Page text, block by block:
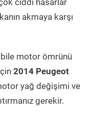
ciddi hasarlar
akmaya karşı
bile motor ömrünü
2014 Peugeot
yağ değişimi ve
gerekir.